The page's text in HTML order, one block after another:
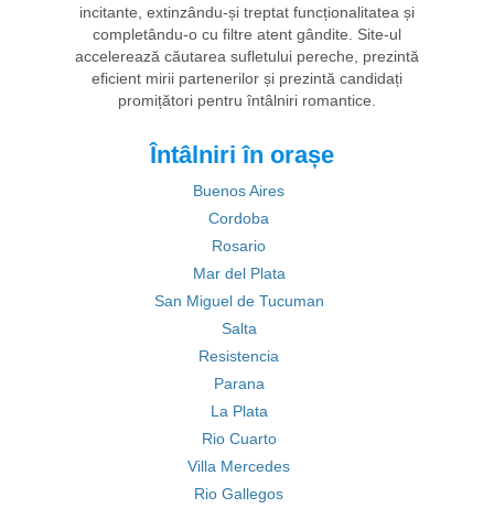
incitante, extinzându-și treptat funcționalitatea și
completându-o cu filtre atent gândite. Site-ul
accelerează căutarea sufletului pereche, prezintă
eficient mirii partenerilor și prezintă candidați
promițători pentru întâlniri romantice.
Întâlniri în orașe
Buenos Aires
Cordoba
Rosario
Mar del Plata
San Miguel de Tucuman
Salta
Resistencia
Parana
La Plata
Rio Cuarto
Villa Mercedes
Rio Gallegos